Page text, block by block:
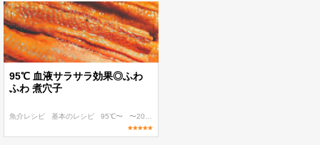
95℃ 血液サラサラ効果◎ふわ
ふわ 煮穴子
魚介レシピ 基本のレシピ 95℃〜 〜200 kcal